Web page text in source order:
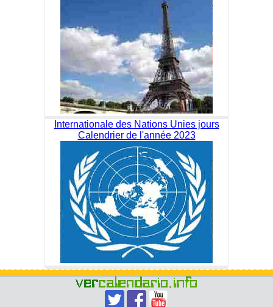
Internationale des Nations Unies jours
Calendrier de l'année 2023